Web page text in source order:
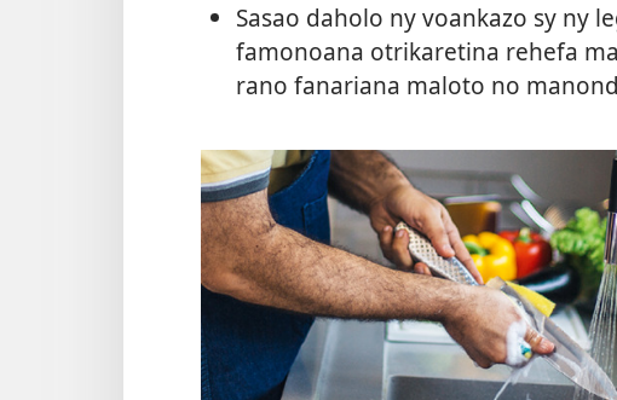
Sasao daholo ny voankazo sy ny
famonoana otrikaretina rehefa
rano fanariana maloto no